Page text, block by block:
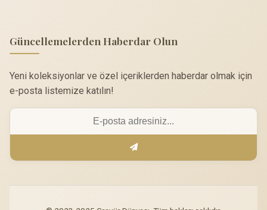
Güncellemelerden Haberdar Olun
Yeni koleksiyonlar ve özel içeriklerden haberdar olmak için
e-posta listemize katılın!